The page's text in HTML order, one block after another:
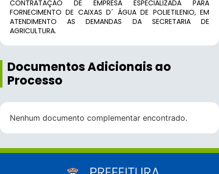
CONTRATAÇÃO DE EMPRESA ESPECIALIZADA PARA
FORNECIMENTO DE CAIXAS D´ ÁGUA DE POLIETILENIO, EM
ATENDIMENTO AS DEMANDAS DA SECRETARIA DE
AGRICULTURA.
Documentos Adicionais ao
Processo
Nenhum documento complementar encontrado.